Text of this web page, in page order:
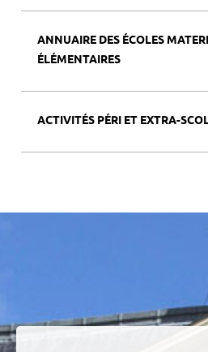
ANNUAIRE DES ÉCOLES
ÉLÉMENTAIRES
ACTIVITÉS PÉRI ET EXTRA-